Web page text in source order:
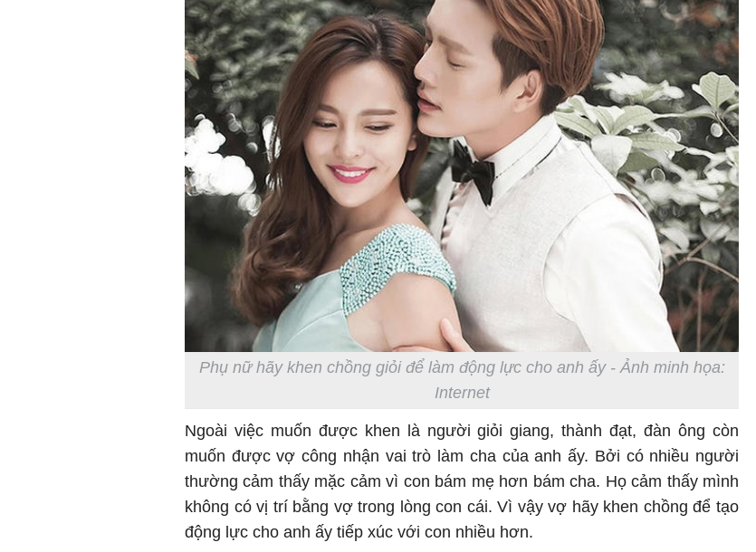
Phụ nữ hãy khen chồng giỏi để làm động lực cho anh ấy - Ảnh minh họa:
Internet
Ngoài việc muốn được khen là người giỏi giang, thành đạt, đàn ông còn
muốn được vợ công nhận vai trò làm cha của anh ấy. Bởi có nhiều người
thường cảm thấy mặc cảm vì con bám mẹ hơn bám cha. Họ cảm thấy mình
không có vị trí bằng vợ trong lòng con cái. Vì vậy vợ hãy khen chồng để tạo
động lực cho anh ấy tiếp xúc với con nhiều hơn.